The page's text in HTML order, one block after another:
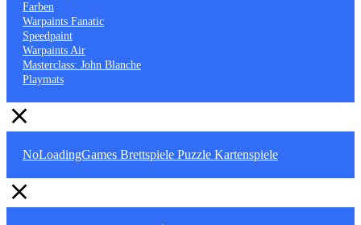
Farben
Warpaints Fanatic
Speedpaint
Warpaints Air
Masterclass: John Blanche
Playmats
NoLoadingGames Brettspiele Puzzle Kartenspiele